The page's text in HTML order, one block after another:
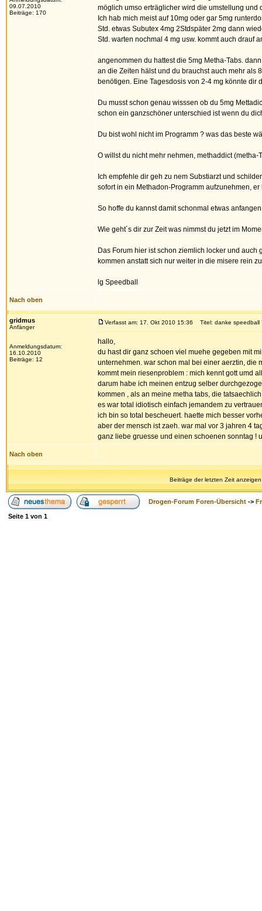
09.07.2010
Beiträge: 170
möglich umso erträglicher wird die umstellung und
Ich hab mich meist auf 10mg oder gar 5mg
Std. etwas Subutex 4mg 2Stdspäter 2mg dann
Std. warten nochmal 4 mg usw. kommt auch drauf
angenommen du hattest die 5mg Metha-Tabs.
an die Zeiten hälst und du brauchst auch mehr als
benötigen. Eine Tagesdosis von 2-4 mg könnte
Du musst schon genau wisssen ob du 5mg
schon ein ganzschöner unterschied ist wenn du
Du bist wohl nicht im Programm ? was das beste
O willst du nicht mehr nehmen, methaddict
Ich empfehle dir geh zu nem Substiarzt und
sofort in ein Methadon-Programm aufzunehmen,
So hoffe du kannst damit schonmal etwas
Wie geht´s dir zur Zeit was nimmst du jetzt im
Das Forum hier ist schon ziemlich locker und
kommen anstatt sich nur weiter in die misere rein
lg Speedball
Nach oben
gridmus
Anfänger
Anmeldungsdatum:
16.10.2010
Beiträge: 12
Verfasst am: 17. Okt 2010 15:36 Titel: danke speedball
hallo,
du hast dir ganz schoen viel muehe gegeben mit
unternehmen. war schon mal bei einer aerztin, die
kommt mein riesenproblem : mich kennt gott umd
darum habe ich meinen entzug selber
kommen , als an meine metha tabs, die
es war total idiotisch einfach jemandem zu
ich bin so total bescheuert. haette mich besser
aber der mensch ist zaeh. war mal vor 3 jahren 4
ganz liebe gruesse und einen schoenen sonntag !
Nach oben
Beiträge der letzten Zeit
Drogen-Forum Foren-Übersicht ->
Seite 1 von 1